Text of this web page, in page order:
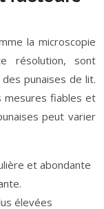
la microscopie
résolution, sont
punaises de lit.
mesures fiables et
peut varier
et abondante
élevées